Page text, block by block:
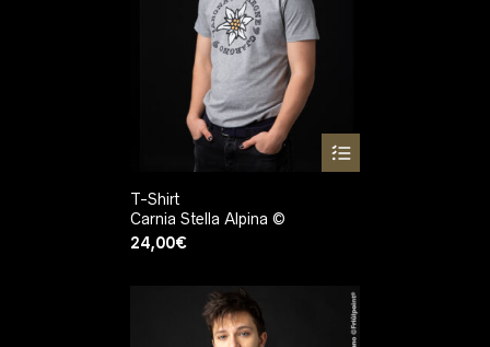
T-Shirt
Carnia Stella Alpina ©
24,00€